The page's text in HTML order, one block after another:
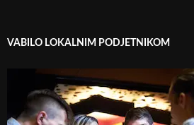
VABILO LOKALNIM PODJETNIKOM